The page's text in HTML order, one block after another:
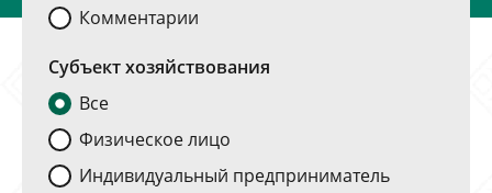
Комментарии
Субъект хозяйствования
Все
Физическое лицо
Индивидуальный предприниматель